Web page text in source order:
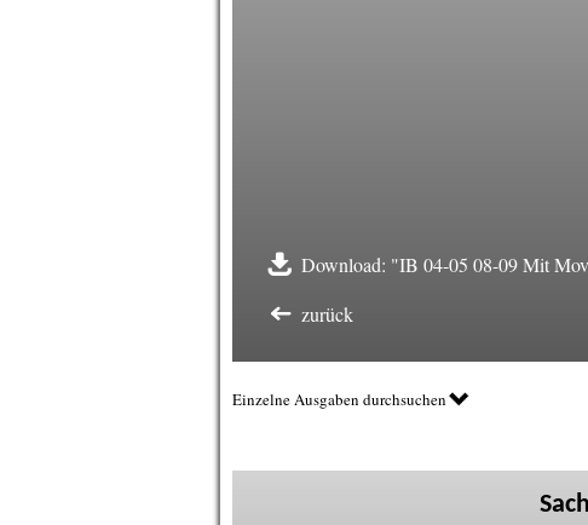
Download: "IB 04-05 08-09 Mit
zurück
Einzelne Ausgaben durchsuchen